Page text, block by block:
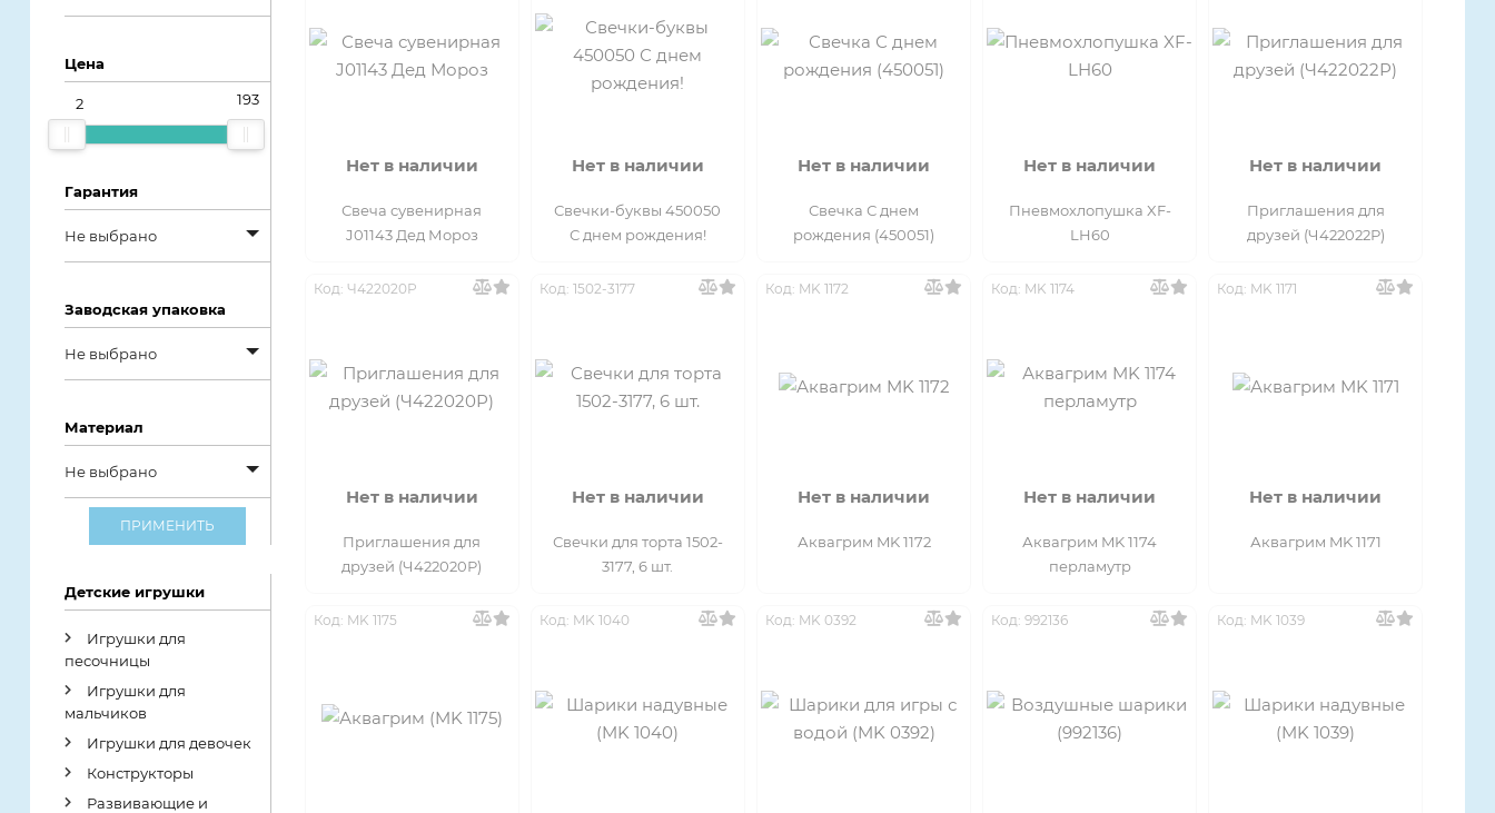
дорогим
в наличии
под заказ
Цена
Гарантия
Не выбрано
1 год от
производителя
6 месяцев
не предусмотрена
Заводская упаковка
Не выбрано
Без упаковки
Картонная
коробка
банка
Пластиковый
контейнер
Полиэтиленовая
пленка
Сетка
Материал
Не выбрано
Не выбрано
Металл
ПВХ
Пенопласт
Пластик
Тарпаулин
ПРИМЕНИТЬ
Детские игрушки
Игрушки для
песочницы
Игрушки для
мальчиков
Игрушки для девочек
Конструкторы
Развивающие и
Нет в наличии
Свеча сувенирная
J01143 Дед Мороз
Нет в наличии
Свечки-буквы 450050
С днем рождения!
Нет в наличии
Свечка С днем
рождения (450051)
Нет в наличии
Пневмохлопушка XF-
LH60
Нет в наличии
Приглашения для
друзей (Ч422022Р)
Код: Ч422020Р
Нет в наличии
Приглашения для
друзей (Ч422020Р)
Код: 1502-3177
Нет в наличии
Свечки для торта 1502-
3177, 6 шт.
Код: MK 1172
Нет в наличии
Аквагрим MK 1172
Код: MK 1174
Нет в наличии
Аквагрим MK 1174
перламутр
Код: MK 1171
Нет в наличии
Аквагрим MK 1171
Код: MK 1175 Код: MK 1040 Код: MK 0392 Код: 992136 Код: MK 1039